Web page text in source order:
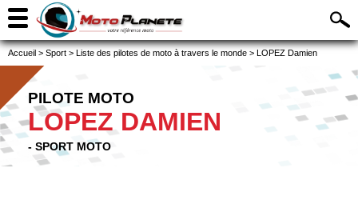
Accueil > Sport > Liste des pilotes de moto à travers le monde > LOPEZ Damien
PILOTE MOTO
LOPEZ DAMIEN
- SPORT MOTO